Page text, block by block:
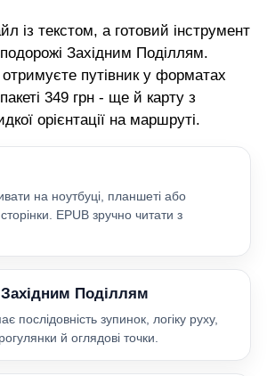
із текстом, а готовий інструмент
Західним Поділлям.
путівник у форматах
349 грн - ще й карту з
орієнтації на маршруті.
на ноутбуці, планшеті або
EPUB зручно читати з
Поділлям
послідовність зупинок, логіку руху,
й оглядові точки.